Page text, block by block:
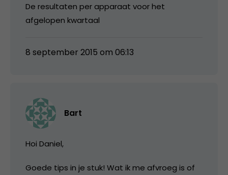
De resultaten per apparaat voor het
afgelopen kwartaal
8 september 2015 om 06:13
Bart
Hoi Daniel,
Goede tips in je stuk! Wat ik me afvroeg is of